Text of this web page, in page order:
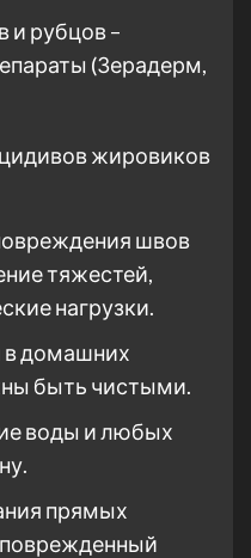
и рубцов –
(Зерадерм,
жировиков
швов
тяжестей,
нагрузки.
в домашних
быть чистыми.
воды и любых
прямых